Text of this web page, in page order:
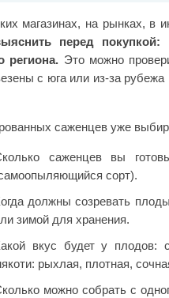
магазинах, на рынках, в
перед
региона. Это можно
с юга или из-за рубежа
саженцев уже
саженцев вы
сорт).
должны созревать
зимой для хранения.
вкус будет у плодов:
рыхлая, плотная,
можно собрать с